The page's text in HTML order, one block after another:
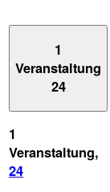
1
Veranstaltung
24
1
Veranstaltung,
24